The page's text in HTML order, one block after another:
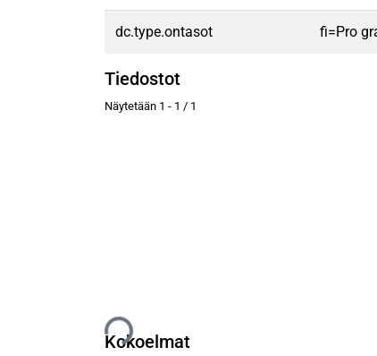
dc.type.ontasot fi=Pro
Tiedostot
Näytetään 1 - 1 / 1
Ladataan...
Kokoelmat